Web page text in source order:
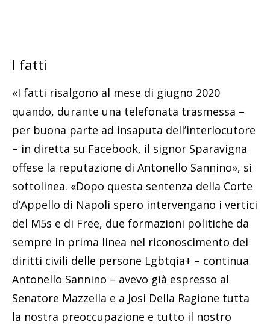
I fatti
«I fatti risalgono al mese di giugno 2020
quando, durante una telefonata trasmessa –
per buona parte ad insaputa dell’interlocutore
– in diretta su Facebook, il signor Sparavigna
offese la reputazione di Antonello Sannino», si
sottolinea. «Dopo questa sentenza della Corte
d’Appello di Napoli spero intervengano i vertici
del M5s e di Free, due formazioni politiche da
sempre in prima linea nel riconoscimento dei
diritti civili delle persone Lgbtqia+ – continua
Antonello Sannino – avevo già espresso al
Senatore Mazzella e a Josi Della Ragione tutta
la nostra preoccupazione e tutto il nostro